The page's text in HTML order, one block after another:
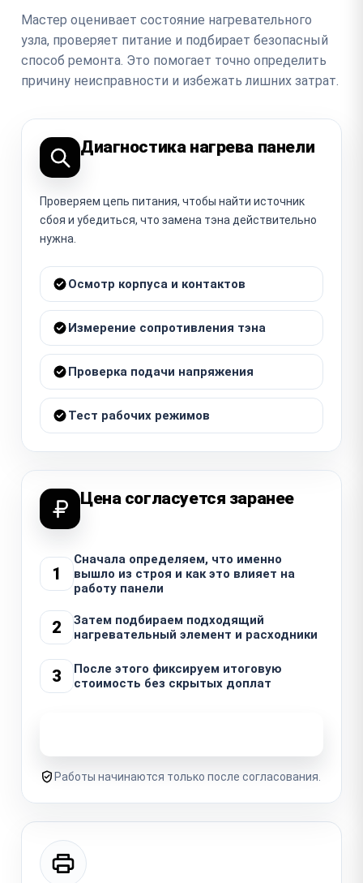
Мастер оценивает состояние нагревательного
узла, проверяет питание и подбирает безопасный
способ ремонта. Это помогает точно определить
причину неисправности и избежать лишних затрат.
Диагностика нагрева панели
Проверяем цепь питания, чтобы найти источник
сбоя и убедиться, что замена тэна действительно
нужна.
Осмотр корпуса и контактов
Измерение сопротивления тэна
Проверка подачи напряжения
Тест рабочих режимов
Цена согласуется заранее
1
Сначала определяем, что именно
вышло из строя и как это влияет на
работу панели
2
Затем подбираем подходящий
нагревательный элемент и расходники
3
После этого фиксируем итоговую
стоимость без скрытых доплат
Работы начинаются только после согласования.